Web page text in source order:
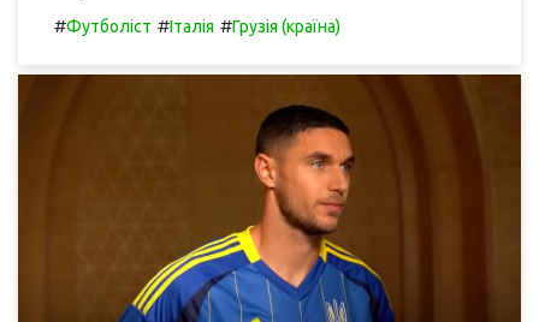
#Футболіст #Італія #Грузія (країна)